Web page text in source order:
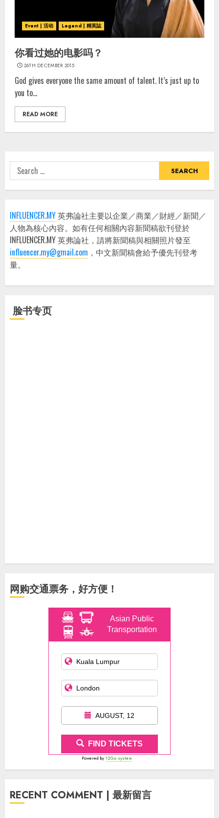
Event | 活动 Legend | 精英誌
你看过她的电影吗？
26TH DECEMBER 2015
God gives everyone the same amount of talent. It’s just up to
you to...
READ MORE
Search
for:
INFLUENCER.MY英弗論社主要以企業／商業／財經／新聞／
人物為核心內容。如有任何相關內容新聞稿欲刊登於
INFLUENCER.MY 英弗論社，請將新聞稿與相關照片發至
influencer.my@gmail.com ，中文新聞稿會給予優先刊登考
量。
脸书专页
网购交通票务，好方便！
Asian Public
Transportation
AUGUST, 12
FIND TICKETS
Powered by 12Go system
RECENT COMMENT | 最新留言